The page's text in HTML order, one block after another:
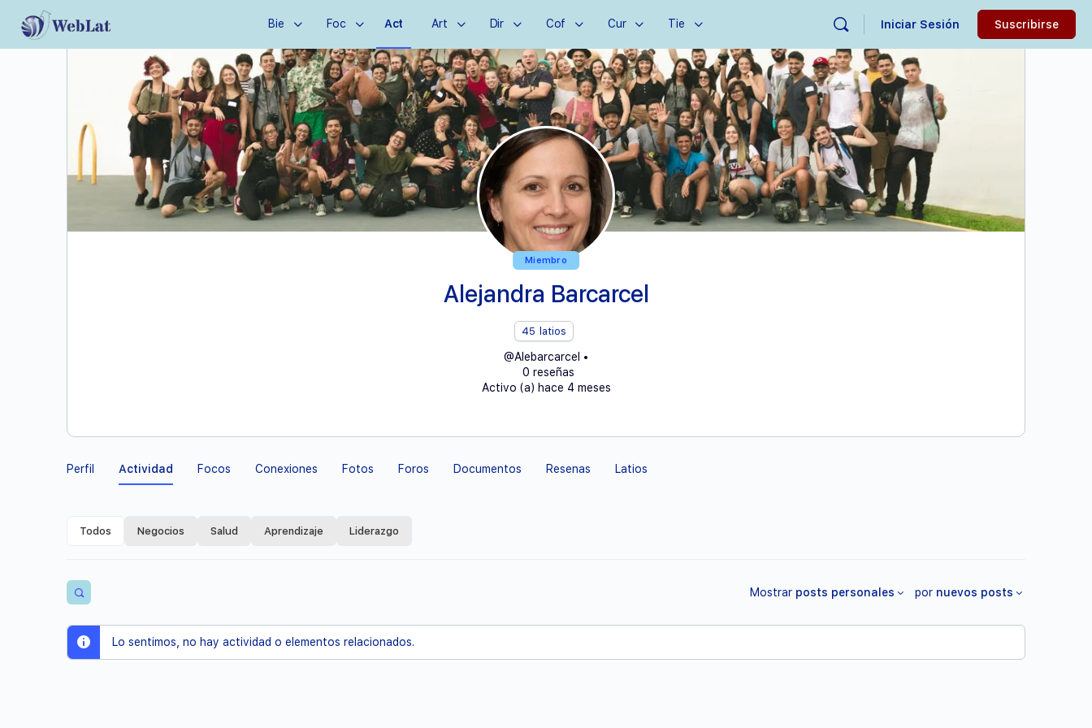
Bie Foc Act Art Dir Cof Cur Tie Iniciar Sesión Suscribirse
Miembro
Alejandra Barcarcel
45 latios
@Alebarcarcel •
0 reseñas
Activo (a) hace 4 meses
Perfil Actividad Focos Conexiones Fotos Foros Documentos Resenas Latios
Todos Negocios Salud Aprendizaje Liderazgo
Abrir
filtros
de
búsqueda
Mostrar posts personales por nuevos posts
Lo sentimos, no hay actividad o elementos relacionados.